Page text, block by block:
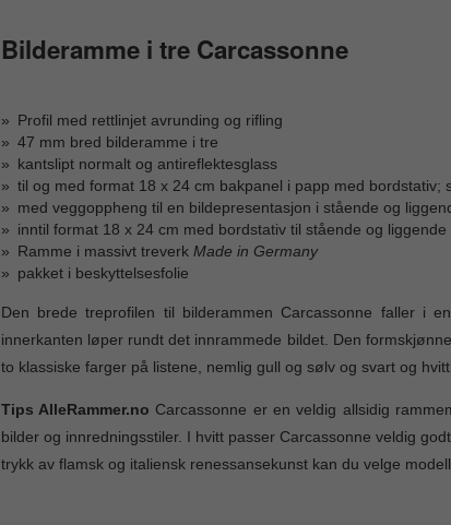
Bilderamme i tre Carcassonne
Profil med rettlinjet avrunding og rifling
47 mm bred bilderamme i tre
kantslipt normalt og antireflektesglass
til og med format 18 x 24 cm bakpanel i papp med bordstativ;
med veggoppheng til en bildepresentasjon i stående og
inntil format 18 x 24 cm med bordstativ til stående og liggende
Ramme i massivt treverk Made in Germany
pakket i beskyttelsesfolie
Den brede treprofilen til bilderammen Carcassonne faller i
innerkanten løper rundt det innrammede bildet. Den
to klassiske farger på listene, nemlig gull og sølv og svart og hvitt.
Tips AlleRammer.no Carcassonne er en veldig allsidig
bilder og innredningsstiler. I hvitt passer Carcassonne veldig
trykk av flamsk og italiensk renessansekunst kan du velge